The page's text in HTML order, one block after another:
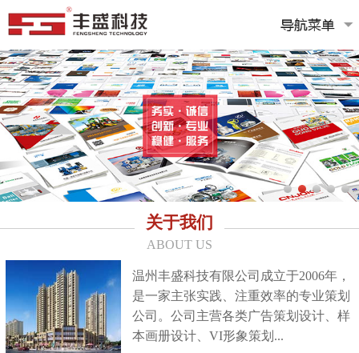
关于我们
ABOUT US
温州丰盛科技有限公司成立于2006年，
是一家主张实践、注重效率的专业策划
公司。公司主营各类广告策划设计、样
本画册设计、VI形象策划...